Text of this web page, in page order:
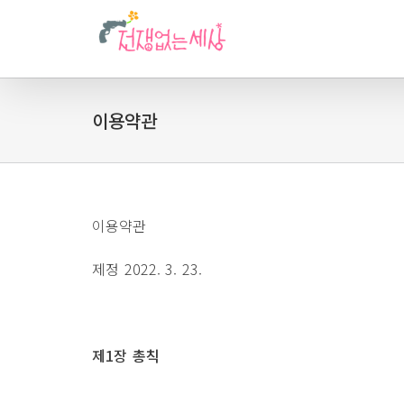
이용약관
이용약관
제정 2022. 3. 23.
제1장 총칙